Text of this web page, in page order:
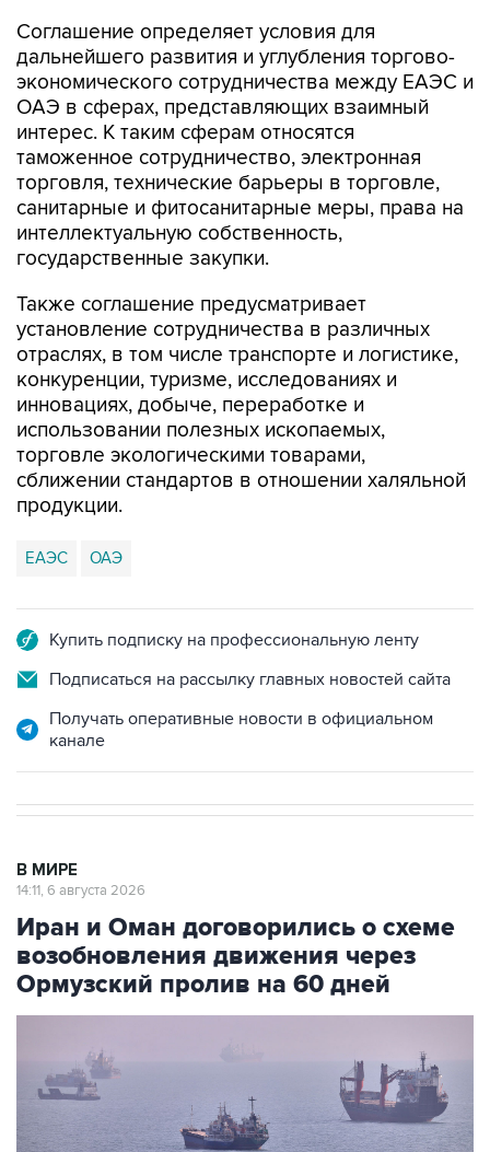
Соглашение определяет условия для
дальнейшего развития и углубления торгово-
экономического сотрудничества между ЕАЭС и
ОАЭ в сферах, представляющих взаимный
интерес. К таким сферам относятся
таможенное сотрудничество, электронная
торговля, технические барьеры в торговле,
санитарные и фитосанитарные меры, права на
интеллектуальную собственность,
государственные закупки.
Также соглашение предусматривает
установление сотрудничества в различных
отраслях, в том числе транспорте и логистике,
конкуренции, туризме, исследованиях и
инновациях, добыче, переработке и
использовании полезных ископаемых,
торговле экологическими товарами,
сближении стандартов в отношении халяльной
продукции.
ЕАЭС ОАЭ
Купить подписку на профессиональную ленту
Подписаться на рассылку главных новостей сайта
Получать оперативные новости в официальном
канале
В МИРЕ
14:11, 6 августа 2026
Иран и Оман договорились о схеме
возобновления движения через
Ормузский пролив на 60 дней